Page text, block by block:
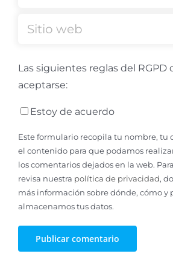
Las siguientes reglas del RGPD
aceptarse:
Estoy de acuerdo
Este formulario recopila tu nombre, tu
el contenido para que podamos
los comentarios dejados en la web.
revisa nuestra política de privacidad,
más información sobre dónde, cómo y
almacenamos tus datos.